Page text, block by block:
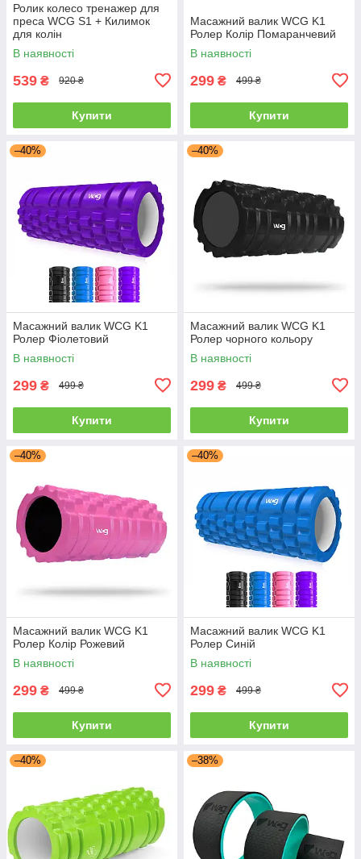
Ролик колесо тренажер для
преса WCG S1 + Килимок
для колін
В наявності
539 ₴ 920 ₴
Купити
Масажний валик WCG K1
Ролер Колір Помаранчевий
В наявності
299 ₴ 499 ₴
Купити
–40%
Масажний валик WCG K1
Ролер Фіолетовий
В наявності
299 ₴ 499 ₴
Купити
–40%
Масажний валик WCG K1
Ролер чорного кольору
В наявності
299 ₴ 499 ₴
Купити
–40%
Масажний валик WCG K1
Ролер Колір Рожевий
В наявності
299 ₴ 499 ₴
Купити
–40%
Масажний валик WCG K1
Ролер Синій
В наявності
299 ₴ 499 ₴
Купити
–40% –38%